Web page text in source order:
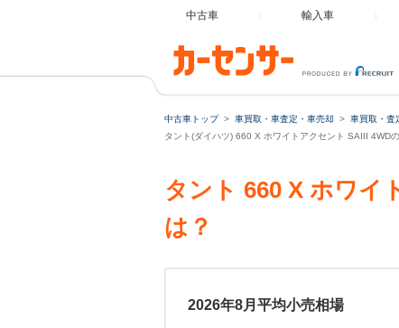
中古車 輸入車
中古車トップ 車買取・車査定・車売却 車買取・査
タント(ダイハツ) 660 X ホワイトアクセント SAIII 4WD
タント 660 X ホワイ
は？
2026年8月平均小売相場